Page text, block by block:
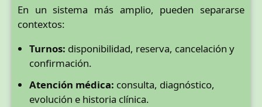
En un sistema más amplio, pueden separarse
contextos:
Turnos: disponibilidad, reserva, cancelación y
confirmación.
Atención médica: consulta, diagnóstico,
evolución e historia clínica.